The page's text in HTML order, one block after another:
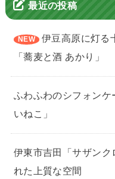
最近の投稿
伊豆高原に灯る
「蕎麦と酒 あかり」
ふわふわのシフォン
いねこ」
伊東市吉田「サザン
れた上質な空間